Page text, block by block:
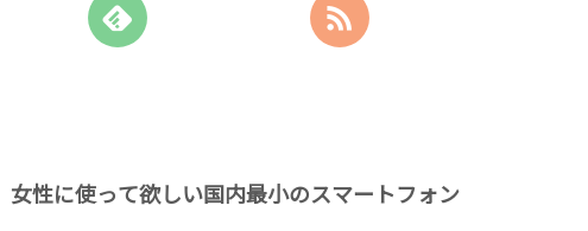
女性に使って欲しい国内最小のスマートフォン